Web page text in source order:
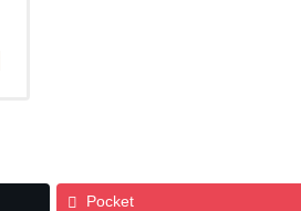
Pocket